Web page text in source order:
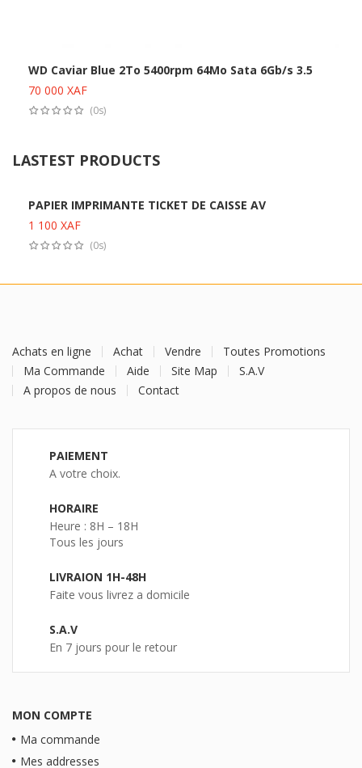
WD Caviar Blue 2To 5400rpm 64Mo Sata 6Gb/s 3.5
70 000 XAF
(0s)
LASTEST PRODUCTS
PAPIER IMPRIMANTE TICKET DE CAISSE AV
1 100 XAF
(0s)
Achats en ligne Achat Vendre
Toutes Promotions
Ma Commande
Aide Site Map
S.A.V
A propos de nous
Contact
PAIEMENT
A votre choix.
HORAIRE
Heure : 8H – 18H
Tous les jours
LIVRAION 1H-48H
Faite vous livrez a domicile
S.A.V
En 7 jours pour le retour
MON COMPTE
Ma commande
Mes addresses